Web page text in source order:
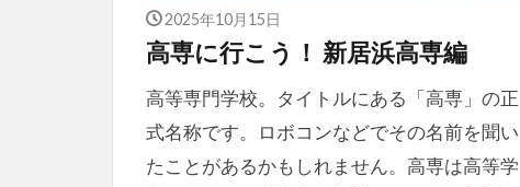
2025年10月15日
高専に行こう！ 新居浜高専編
高等専門学校。タイトルにある「高専」の正
式名称です。ロボコンなどでその名前を聞い
たことがあるかもしれません。高専は高等学